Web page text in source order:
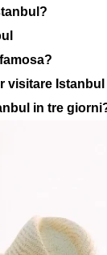
visitare Istanbul
in tre